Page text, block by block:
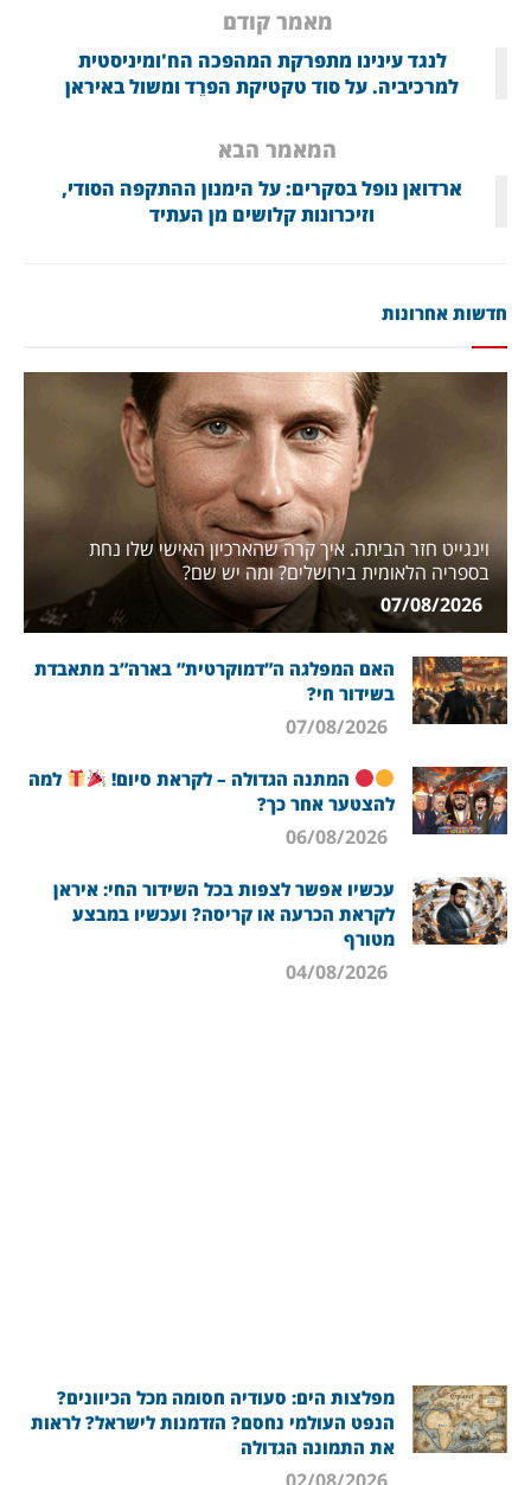
מאמר קודם
לנגד עינינו מתפרקת המהפכה הח'ומיניסטית
למרכיביה. על סוד טקטיקת הפרֵד ומשול באיראן
המאמר הבא
ארדואן נופל בסקרים: על הימנון ההתקפה הסודי,
וזיכרונות קלושים מן העתיד
חדשות אחרונות
וינגייט חזר הביתה. איך קרה שהארכיון האישי שלו נחת
בספריה הלאומית בירושלים? ומה יש שם?
האם המפלגה ה”דמוקרטית” בארה”ב מתאבדת
בשידור חי?
המתנה הגדולה – לקראת סיום!
למה
להצטער אחר כך?
עכשיו אפשר לצפות בכל השידור החי: איראן
לקראת הכרעה או קריסה? ועכשיו במבצע
מטורף
מפלצות הים: סעודיה חסומה מכל הכיוונים?
הנפט העולמי נחסם? הזדמנות לישראל? לראות
את התמונה הגדולה